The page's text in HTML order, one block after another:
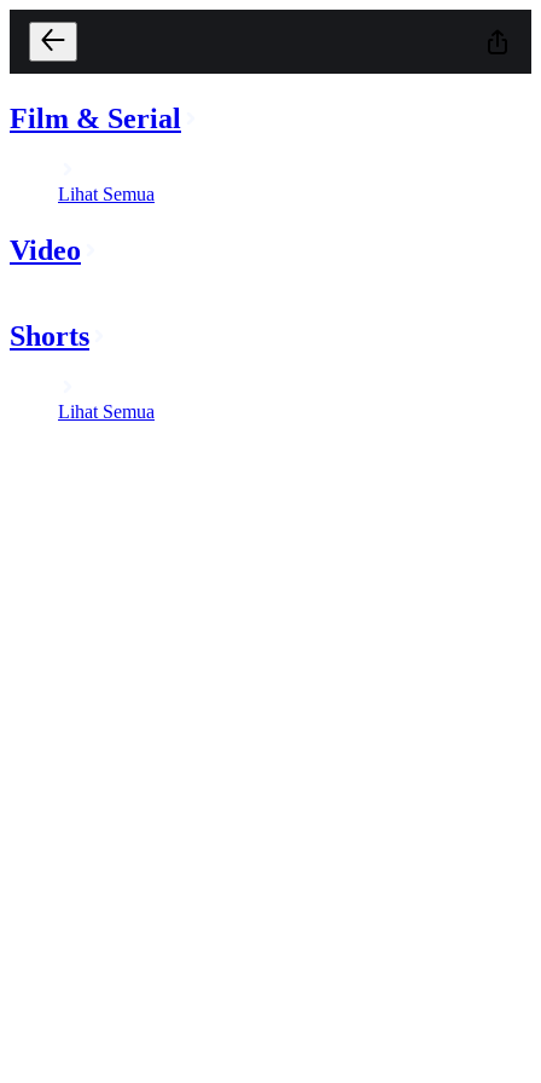
Film & Serial
Lihat Semua
Video
Shorts
Lihat Semua